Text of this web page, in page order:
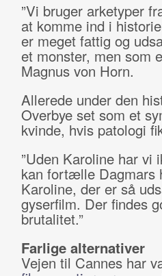
”Vi bruger arketyper
at komme ind i
er meget fattig og
et monster, men som
Magnus von Horn.
Allerede under den
Overbye set som et
kvinde, hvis patologi
”Uden Karoline har vi
kan fortælle Dagmars
Karoline, der er så
gyserfilm. Der findes
brutalitet.”
Farlige alternativer
Vejen til Cannes har